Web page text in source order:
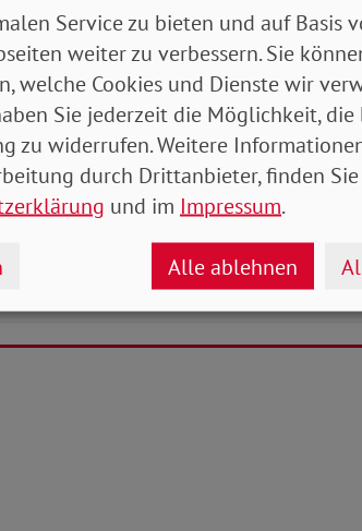
Artikel
– oftmals hohe Hürden im
alle einbeziehen!
für den Inklusionslauf
Juni 2022 (Mitteldeutschland,
- 7 MB
Service zu bieten und auf Basis
weiter zu verbessern. Sie
welche Cookies und Dienste wir
Sie jederzeit die Möglichkeit,
zu widerrufen. Weitere
durch Drittanbieter, finden
und im Impressum.
Alle ablehnen